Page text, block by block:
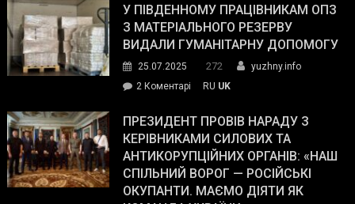
завойовує
симпатії
виборців
The
Street
Journal.
У ПІВДЕННОМУ ПРАЦІВНИКАМ ОПЗ
З МАТЕРІАЛЬНОГО РЕЗЕРВУ
ВИДАЛИ ГУМАНІТАРНУ ДОПОМОГУ
25.07.2025 272
yuzhny.info
2 Коментарі
Південному
працівникам
ОПЗ
з
матеріального
резерву
RU UK
ПРЕЗИДЕНТ ПРОВІВ НАРАДУ З
КЕРІВНИКАМИ СИЛОВИХ ТА
АНТИКОРУПЦІЙНИХ ОРГАНІВ: «НАШ
СПІЛЬНИЙ ВОРОГ — РОСІЙСЬКІ
ОКУПАНТИ. МАЄМО ДІЯТИ ЯК